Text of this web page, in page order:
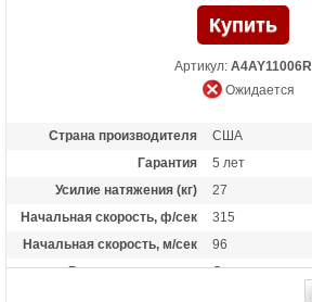
Артикул: A4AY11006R
Ожидается
Страна производителя
США
Гарантия
5 лет
Усилие натяжения (кг)
27
Начальная скорость, ф/сек
315
Начальная скорость, м/сек
96
Рекомендуется для
Опытных